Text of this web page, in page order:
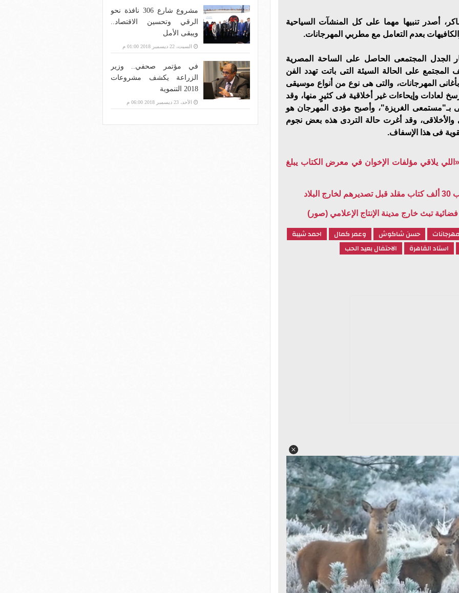
أصدر تنبيها مهما على كل المنشآت السياحية
والكافيهات بعدم التعامل مع مطربي المهرجانات.
الجدل المجتمعى الحاصل على الساحة المصرية
على الحالة السيئة التى باتت تهدد الفن
المهرجانات، والتى هى نوع من أنواع موسيقى
لعادات وإيحاءات غير أخلاقية فى كثيرٍ منها، وقد
بـ"مستمعى الغريزة"، وأصبح مؤدى المهرجان هو
والأخلاقى، وقد أغرت حالة التردى هذه بعض نجوم
فى هذا الإسفاف.
يلاقي مؤلفات الإخوان في معرض الكتاب يبلغ
تبث خارج مدينة الإنتاج الإعلامي (صور)
حسن شاكوش وعمر كمال
احمد شيبة
استاد القاهرة
الاحتفال بعيد الحب
مشروع شارع 306 نافذة نحو
الرقي وتحسين الاقتصاد..
ويبقى الأمل
السبت، 22 ديسمبر 2018 01:00 م
في مؤتمر صحفي.. وزير
الزراعة يكشف مشروعات
2018 التنموية
الأحد، 23 ديسمبر 2018 06:00 م